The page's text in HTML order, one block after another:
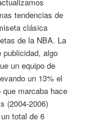
tendencias de
clásica
de la NBA. La
publicidad, algo
un equipo de
un 13% el
marcaba hace
(2004-2006)
total de 6